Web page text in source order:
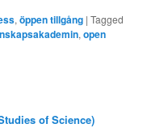
,öppen tillgång |Tagged
,open
of Science)